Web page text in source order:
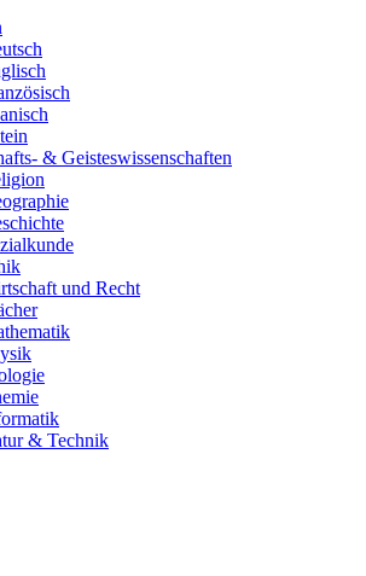
& Geisteswissenschaften
und Recht
& Technik